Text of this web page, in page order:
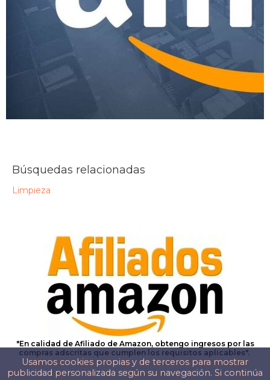
Búsquedas relacionadas
Limpieza
Usamos cookies propias y de terceros para mostrar
publicidad personalizada según su navegación. Si continúa
"En calidad de Afiliado de Amazon, obtengo ingresos por las
compras adscritas que cumplen los requisitos aplicables".